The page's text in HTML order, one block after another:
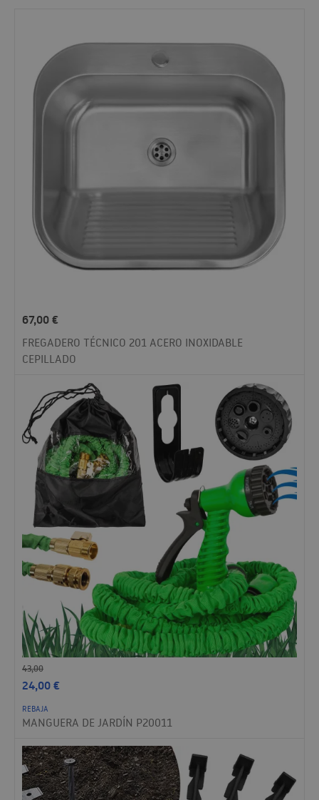
67,00€
FREGADERO TÉCNICO 201 ACERO INOXIDABLE
CEPILLADO
43,00
24,00€
REBAJA
MANGUERA DE JARDÍN P20011